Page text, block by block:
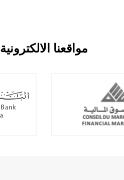
مواقعنا الالكترونية